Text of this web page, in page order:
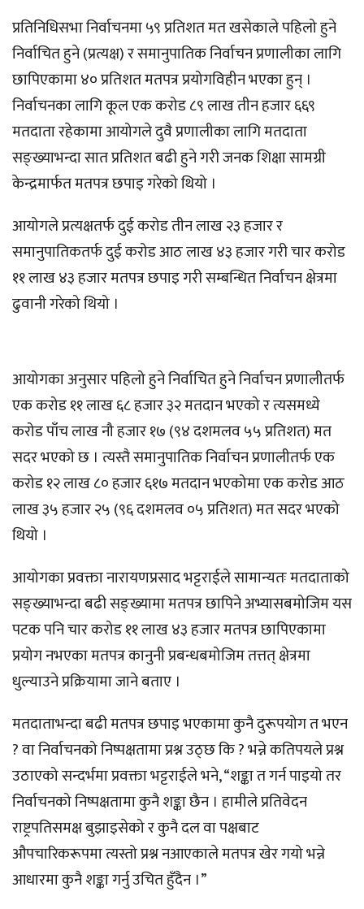
प्रतिनिधिसभा निर्वाचनमा ५९ प्रतिशत मत खसेकाले पहिलो हुने
निर्वाचित हुने (प्रत्यक्ष) र समानुपातिक निर्वाचन प्रणालीका लागि
छापिएकामा ४० प्रतिशत मतपत्र प्रयोगविहीन भएका हुन् ।
निर्वाचनका लागि कूल एक करोड ८९ लाख तीन हजार ६६९
मतदाता रहेकामा आयोगले दुवै प्रणालीका लागि मतदाता
सङ्ख्याभन्दा सात प्रतिशत बढी हुने गरी जनक शिक्षा सामग्री
केन्द्रमार्फत मतपत्र छपाइ गरेको थियो ।
आयोगले प्रत्यक्षतर्फ दुई करोड तीन लाख २३ हजार र
समानुपातिकतर्फ दुई करोड आठ लाख ४३ हजार गरी चार करोड
११ लाख ४३ हजार मतपत्र छपाइ गरी सम्बन्धित निर्वाचन क्षेत्रमा
ढुवानी गरेको थियो ।
आयोगका अनुसार पहिलो हुने निर्वाचित हुने निर्वाचन प्रणालीतर्फ
एक करोड ११ लाख ६८ हजार ३२ मतदान भएको र त्यसमध्ये
करोड पाँच लाख नौ हजार १७ (९४ दशमलव ५५ प्रतिशत) मत
सदर भएको छ । त्यस्तै समानुपातिक निर्वाचन प्रणालीतर्फ एक
करोड १२ लाख ८० हजार ६१७ मतदान भएकोमा एक करोड आठ
लाख ३५ हजार २५ (९६ दशमलव ०५ प्रतिशत) मत सदर भएको
थियो ।
आयोगका प्रवक्ता नारायणप्रसाद भट्टराईले सामान्यतः मतदाताको
सङ्ख्याभन्दा बढी सङ्ख्यामा मतपत्र छापिने अभ्यासबमोजिम यस
पटक पनि चार करोड ११ लाख ४३ हजार मतपत्र छापिएकामा
प्रयोग नभएका मतपत्र कानुनी प्रबन्धबमोजिम तत्तत् क्षेत्रमा
धुल्याउने प्रक्रियामा जाने बताए ।
मतदाताभन्दा बढी मतपत्र छपाइ भएकामा कुनै दुरूपयोग त भएन
? वा निर्वाचनको निष्पक्षतामा प्रश्न उठ्छ कि ? भन्ने कतिपयले प्रश्न
उठाएको सन्दर्भमा प्रवक्ता भट्टराईले भने, “शङ्का त गर्न पाइयो तर
निर्वाचनको निष्पक्षतामा कुनै शङ्का छैन । हामीले प्रतिवेदन
राष्ट्रपतिसमक्ष बुझाइसेको र कुनै दल वा पक्षबाट
औपचारिकरूपमा त्यस्तो प्रश्न नआएकाले मतपत्र खेर गयो भन्ने
आधारमा कुनै शङ्का गर्नु उचित हुँदैन ।”